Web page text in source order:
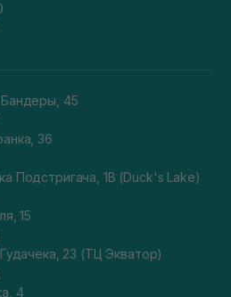
Бандеры, 45
36
Подстригача, 1В (Duck's Lake)
15
23 (ТЦ Экватор)
4